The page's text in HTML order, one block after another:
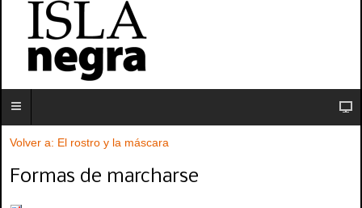
Volver a: El rostro y la máscara
Formas de marcharse